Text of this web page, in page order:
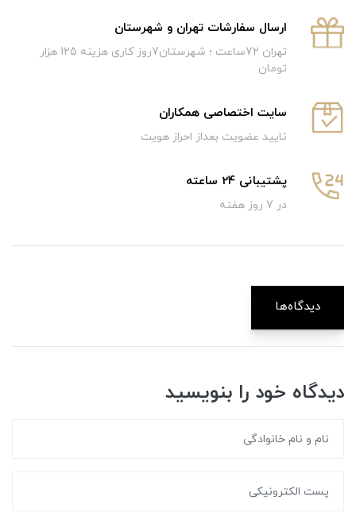
ارسال سفارشات تهران و شهرستان
تهران 72ساعت ؛ شهرستان7روز کاری هزینه 125 هزار
تومان
سایت اختصاصی همکاران
تایید عضویت بعداز احراز هویت
پشتیبانی 24 ساعته
در 7 روز هفته
دیدگاه‌ها
دیدگاه خود را بنویسید